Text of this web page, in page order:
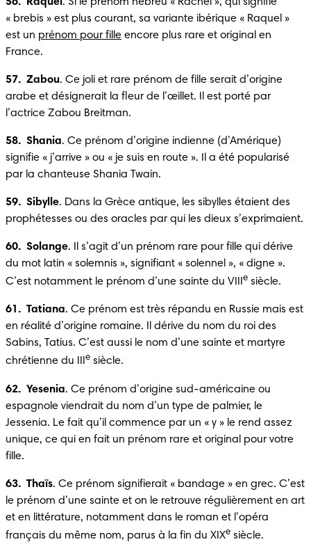
« brebis » est plus courant, sa variante ibérique « Raquel »
est un prénom pour fille encore plus rare et original en
France.
57.  Zabou. Ce joli et rare prénom de fille serait d’origine
arabe et désignerait la fleur de l’œillet. Il est porté par
l’actrice Zabou Breitman.
58.  Shania. Ce prénom d’origine indienne (d’Amérique)
signifie « j’arrive » ou « je suis en route ». Il a été popularisé
par la chanteuse Shania Twain.
59.  Sibylle. Dans la Grèce antique, les sibylles étaient des
60.  Solange. Il s’agit d’un prénom rare pour fille qui dérive
du mot latin « solemnis », signifiant « solennel », « digne ».
C’est notamment le prénom d’une sainte du VIIIe siècle.
61.  Tatiana. Ce prénom est très répandu en Russie mais est
en réalité d’origine romaine. Il dérive du nom du roi des
Sabins, Tatius. C’est aussi le nom d’une sainte et martyre
chrétienne du IIIe siècle.
62.  Yesenia. Ce prénom d’origine sud-américaine ou
espagnole viendrait du nom d’un type de palmier, le
Jessenia. Le fait qu’il commence par un « y » le rend assez
unique, ce qui en fait un prénom rare et original pour votre
fille.
63.  Thaïs. Ce prénom signifierait « bandage » en grec. C’est
le prénom d’une sainte et on le retrouve régulièrement en art
et en littérature, notamment dans le roman et l’opéra
français du même nom, parus à la fin du XIXe siècle.